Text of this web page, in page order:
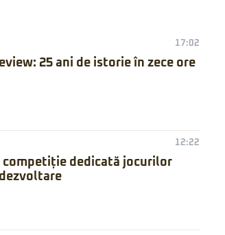
17:02
25 ani de istorie în zece ore
12:22
competiție dedicată jocurilor